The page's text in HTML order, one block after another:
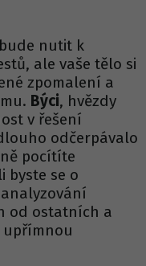
nutit k
ale vaše tělo si
zpomalení a
Býci, hvězdy
v řešení
odčerpávalo
pocítíte
byste se o
od ostatních a
upřímnou